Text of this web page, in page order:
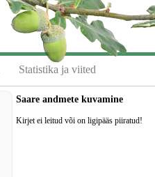
Statistika ja viited
Saare andmete kuvamine
Kirjet ei leitud või on ligipääs piiratud!